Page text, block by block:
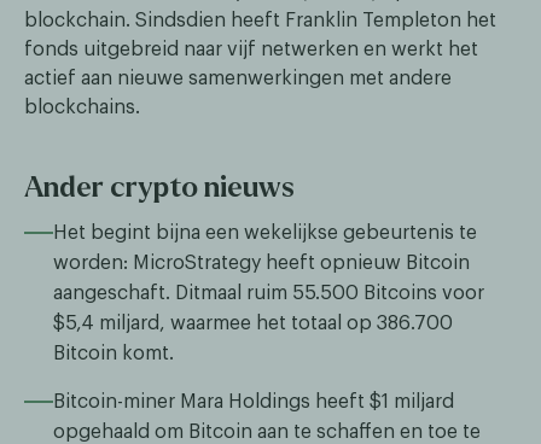
blockchain. Sindsdien heeft Franklin Templeton het
fonds uitgebreid naar vijf netwerken en werkt het
actief aan nieuwe samenwerkingen met andere
blockchains.
Ander crypto nieuws
Het begint bijna een wekelijkse gebeurtenis te
worden: MicroStrategy heeft opnieuw Bitcoin
aangeschaft. Ditmaal ruim 55.500 Bitcoins voor
$5,4 miljard, waarmee het totaal op 386.700
Bitcoin komt.
Bitcoin-miner Mara Holdings heeft $1 miljard
opgehaald om Bitcoin aan te schaffen en toe te